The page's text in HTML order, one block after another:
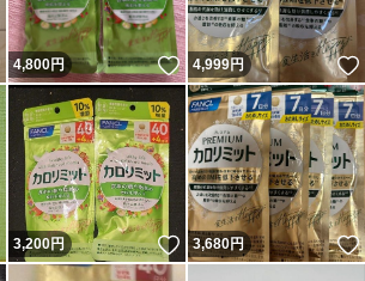
いいね！
4,800円 いいね！
4,999円
いいね！
3,200円 いいね！
3,680円